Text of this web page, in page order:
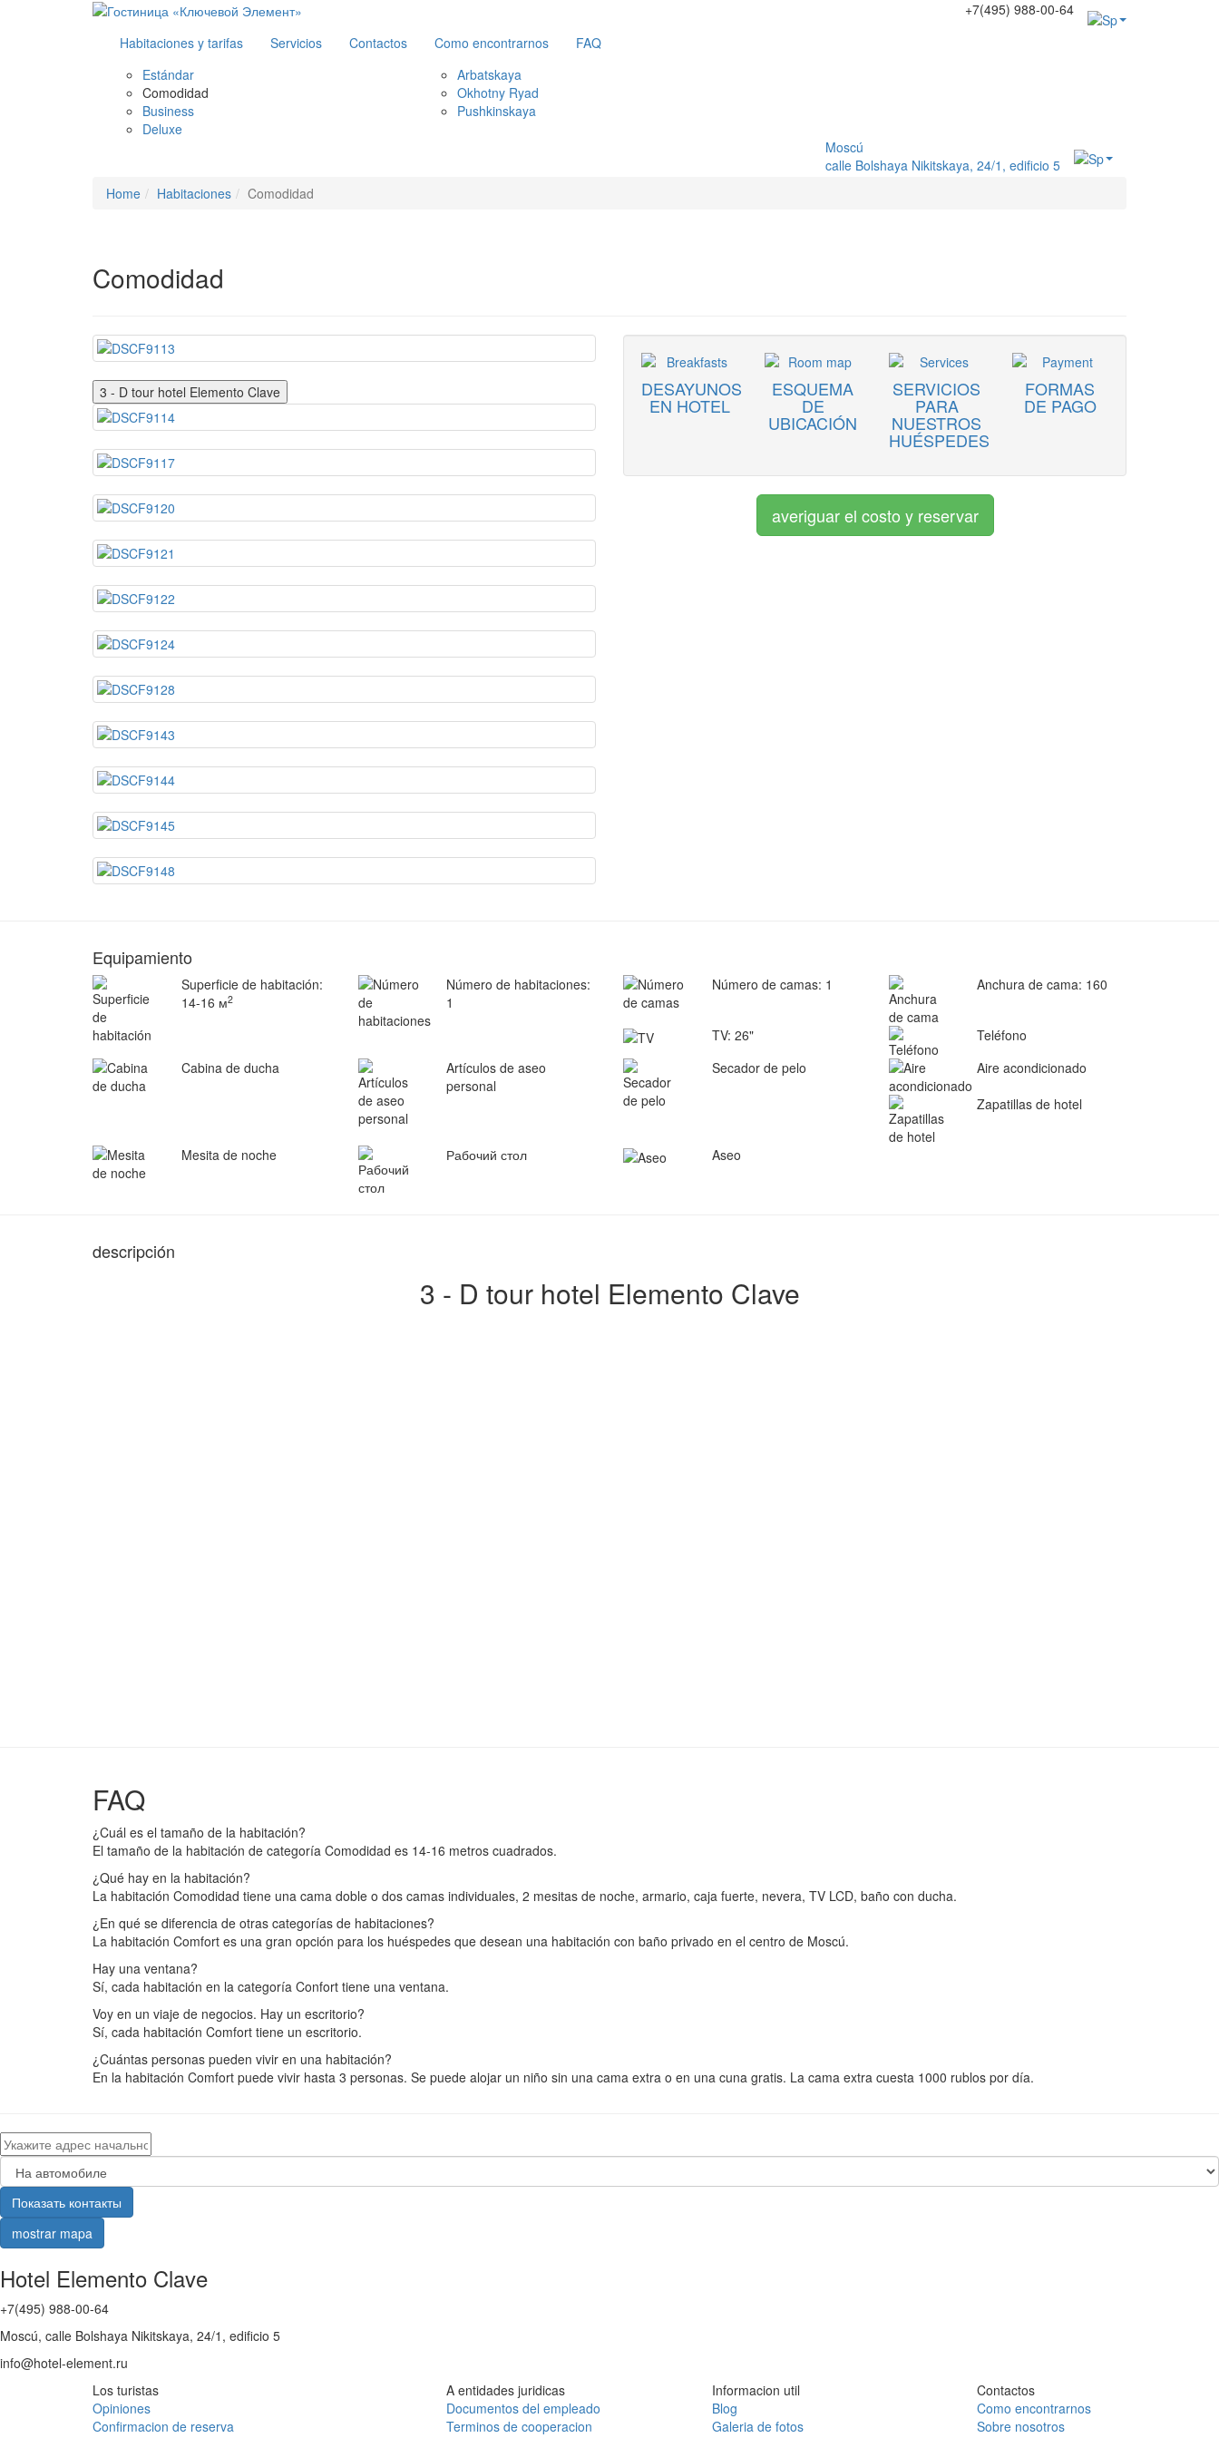
+7(495) 988-00-64
Habitaciones y tarifas
Estándar
Comodidad
Business
Deluxe
Servicios Contactos
Como encontrarnos
Arbatskaya
Okhotny Ryad
Pushkinskaya
FAQ
Moscú
calle Bolshaya Nikitskaya, 24/1, edificio 5
Home
Habitaciones Comodidad
Comodidad
3 - D tour hotel Elemento Clave DESAYUNOS
EN HOTEL
ESQUEMA
DE
UBICACIÓN
SERVICIOS
PARA
NUESTROS
HUÉSPEDES
FORMAS
DE PAGO
averiguar el costo y reservar
Equipamiento
Superficie de habitación:
14-16 м2
Número de habitaciones:
1
Número de camas: 1 Anchura de cama: 160
TV: 26"
Teléfono
Cabina de ducha
Artículos de aseo
personal
Secador de pelo
Aire acondicionado
Zapatillas de hotel
Mesita de noche Рабочий стол Aseo
descripción
3 - D tour hotel Elemento Clave
FAQ
¿Cuál es el tamaño de la habitación?
El tamaño de la habitación de categoría Comodidad es 14-16 metros cuadrados.
¿Qué hay en la habitación?
La habitación Comodidad tiene una cama doble o dos camas individuales, 2 mesitas de noche, armario, caja fuerte, nevera, TV LCD, baño con ducha.
¿En qué se diferencia de otras categorías de habitaciones?
La habitación Comfort es una gran opción para los huéspedes que desean una habitación con baño privado en el centro de Moscú.
Hay una ventana?
Sí, cada habitación en la categoría Confort tiene una ventana.
Voy en un viaje de negocios. Hay un escritorio?
Sí, cada habitación Comfort tiene un escritorio.
¿Cuántas personas pueden vivir en una habitación?
En la habitación Comfort puede vivir hasta 3 personas. Se puede alojar un niño sin una cama extra o en una cuna gratis. La cama extra cuesta 1000 rublos por día.
Показать контакты
mostrar mapa
Hotel Elemento Clave
+7(495) 988-00-64
Moscú, calle Bolshaya Nikitskaya, 24/1, edificio 5
info@hotel-element.ru
Los turistas
Opiniones
Confirmacion de reserva
A entidades juridicas
Documentos del empleado
Terminos de cooperacion
Informacion util
Blog
Galeria de fotos
Contactos
Como encontrarnos
Sobre nosotros